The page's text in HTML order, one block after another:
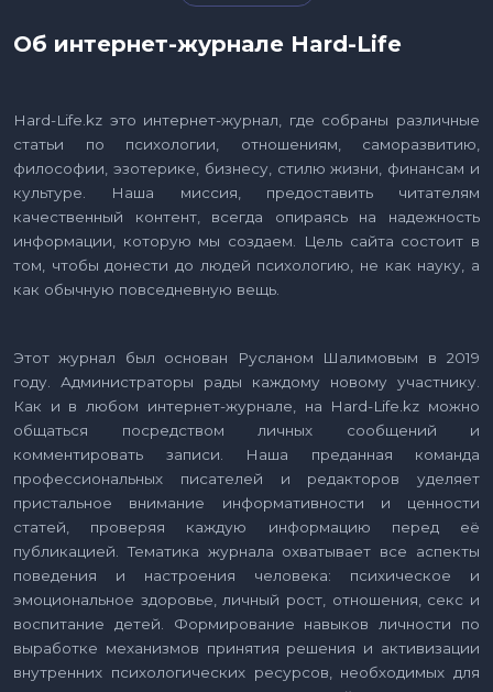
Об интернет-журнале Hard-Life
Hard-Life.kz это интернет-журнал, где собраны различные
статьи по психологии, отношениям, саморазвитию,
философии, эзотерике, бизнесу, стилю жизни, финансам и
культуре. Наша миссия, предоставить читателям
качественный контент, всегда опираясь на надежность
информации, которую мы создаем. Цель сайта состоит в
том, чтобы донести до людей психологию, не как науку, а
как обычную повседневную вещь.
Этот журнал был основан Русланом Шалимовым в 2019
году. Администраторы рады каждому новому участнику.
Как и в любом интернет-журнале, на Hard-Life.kz можно
общаться посредством личных сообщений и
комментировать записи. Наша преданная команда
профессиональных писателей и редакторов уделяет
пристальное внимание информативности и ценности
статей, проверяя каждую информацию перед её
публикацией. Тематика журнала охватывает все аспекты
поведения и настроения человека: психическое и
эмоциональное здоровье, личный рост, отношения, секс и
воспитание детей. Формирование навыков личности по
выработке механизмов принятия решения и активизации
внутренних психологических ресурсов, необходимых для